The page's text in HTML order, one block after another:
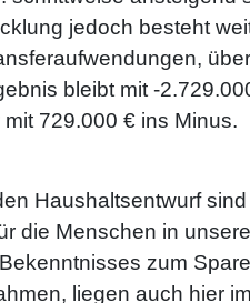
jedoch besteht
bleibt mit -
729.000 € ins Minus.
Haushaltsentwurf
die Menschen in
zum
liegen auch hier